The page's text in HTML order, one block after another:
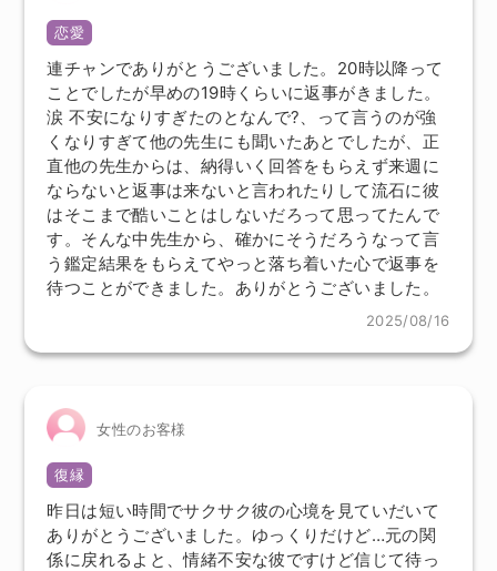
恋愛
連チャンでありがとうございました。20時以降って
ことでしたが早めの19時くらいに返事がきました。
涙 不安になりすぎたのとなんで?、って言うのが強
くなりすぎて他の先生にも聞いたあとでしたが、正
直他の先生からは、納得いく回答をもらえず来週に
ならないと返事は来ないと言われたりして流石に彼
はそこまで酷いことはしないだろって思ってたんで
す。そんな中先生から、確かにそうだろうなって言
う鑑定結果をもらえてやっと落ち着いた心で返事を
待つことができました。ありがとうございました。
2025/08/16
女性のお客様
復縁
昨日は短い時間でサクサク彼の心境を見ていだいて
ありがとうございました。ゆっくりだけど…元の関
係に戻れるよと、情緒不安な彼ですけど信じて待っ